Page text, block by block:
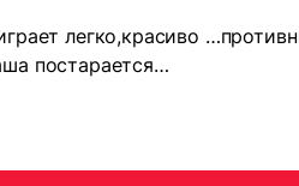
легко,красиво
постарается…